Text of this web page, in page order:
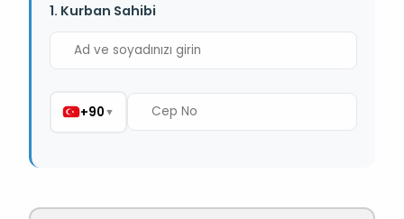
1. Kurban Sahibi
+90▼